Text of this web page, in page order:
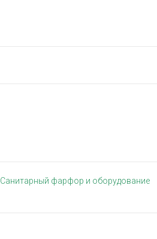
Санитарный фарфор и оборудование